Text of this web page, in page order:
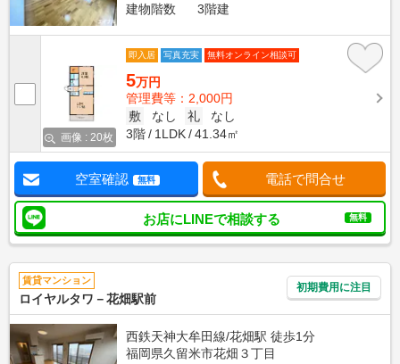
建物階数
3階建
画像 : 20枚
即入居 写真充実 無料オンライン相談可
5万円
管理費等：2,000円
敷
なし 礼
なし
3階
1LDK 41.34㎡
空室確認 無料 電話で問合せ
お店にLINEで相談する 無料
賃貸マンション
ロイヤルタワ－花畑駅前
初期費用に注目
西鉄天神大牟田線/花畑駅 徒歩1分
福岡県久留米市花畑３丁目